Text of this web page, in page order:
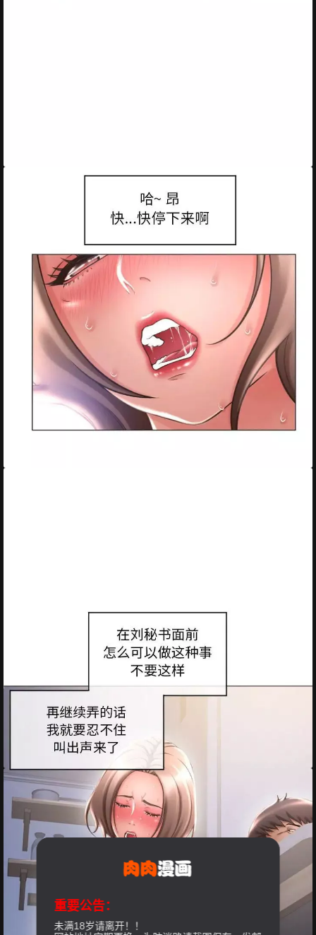
重要公告：
未满18岁请离开！！